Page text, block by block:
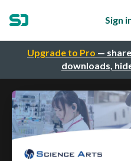
Upgrade to Pro —
downloads,
Sign